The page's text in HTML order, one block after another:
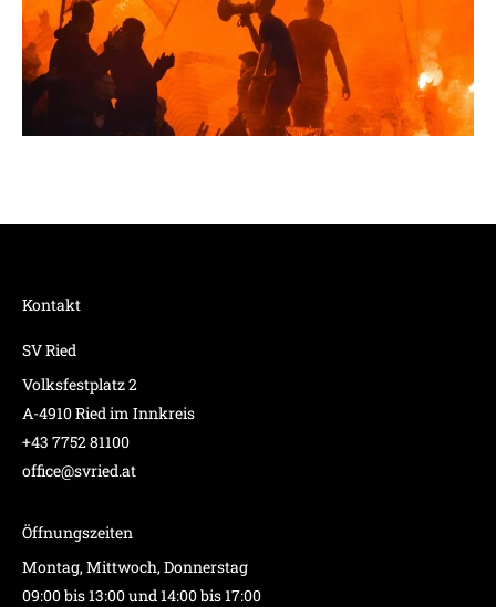
Kontakt
SV Ried
Volksfestplatz 2
A-4910 Ried im Innkreis
+43 7752 81100
office@svried.at
Öffnungszeiten
Montag, Mittwoch, Donnerstag
09:00 bis 13:00 und 14:00 bis 17:00